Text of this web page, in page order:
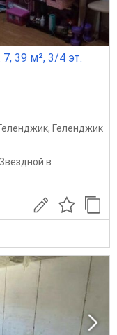
39 м², 3/4 эт.
, Геленджик
в